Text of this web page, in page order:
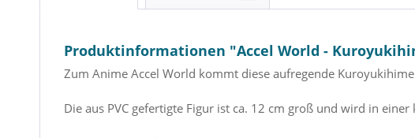
Produktinformationen "Accel World -
Zum Anime Accel World kommt diese aufregende
Die aus PVC gefertigte Figur ist ca. 12 cm groß und wird in